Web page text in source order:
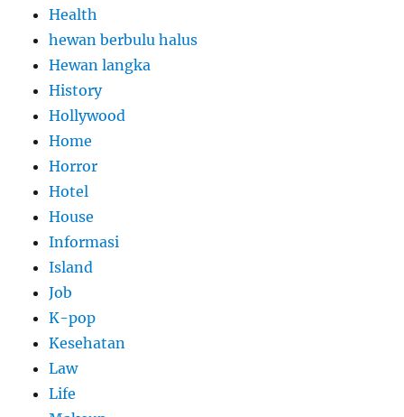
Health
hewan berbulu halus
Hewan langka
History
Hollywood
Home
Horror
Hotel
House
Informasi
Island
Job
K-pop
Kesehatan
Law
Life